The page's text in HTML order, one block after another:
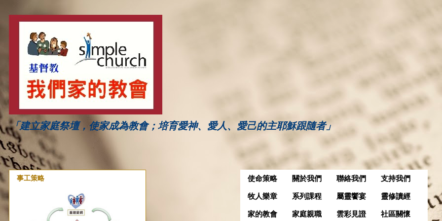
「建立家庭祭壇，使家成為教會；培育愛神、愛人、愛己的主耶穌跟隨者」
使命策略 關於我們 聯絡我們 支持我們
牧人樂章 系列課程 屬靈饗宴 靈修讀經
家的教會 家庭親職 雲彩見證 社區關懷
事工策略